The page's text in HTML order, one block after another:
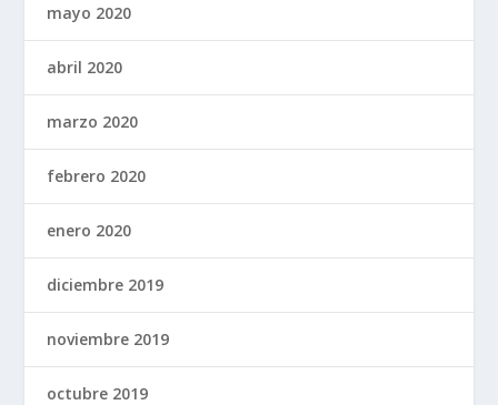
mayo 2020
abril 2020
marzo 2020
febrero 2020
enero 2020
diciembre 2019
noviembre 2019
octubre 2019